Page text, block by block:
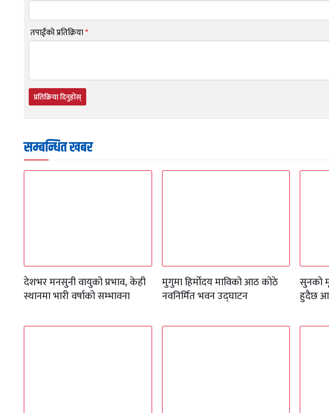
तपाईंको प्रतिक्रिया*
प्रतिक्रिया दिनुहोस्
सम्बन्धित खबर
देशभर मनसुनी वायुको प्रभाव, केही
स्थानमा भारी वर्षाको सम्भावना
मुगुमा हिर्मोदय माविको आठ कोठे
नवनिर्मित भवन उद्घाटन
सुनको
हुदैछ